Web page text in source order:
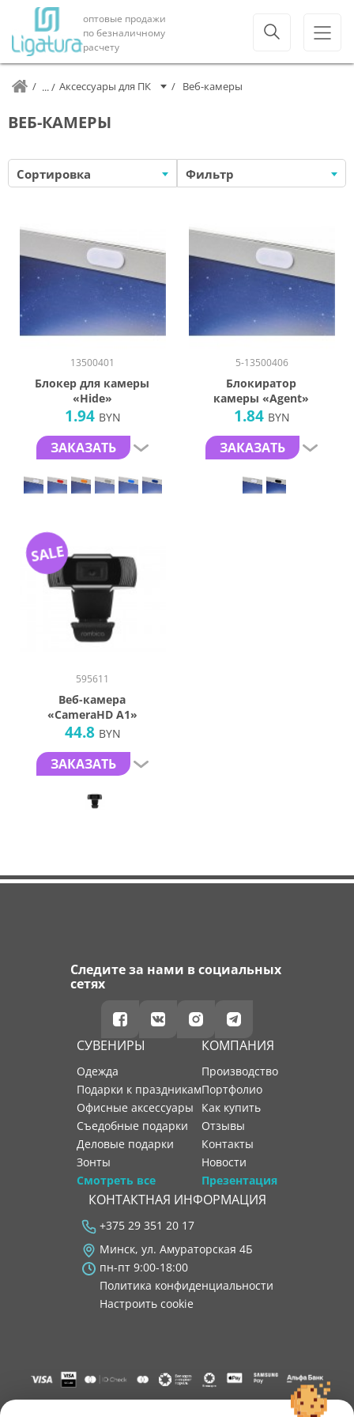
оптовые продажи
по безналичному
расчету
Аксессуары для ПК Веб-камеры
ВЕБ-КАМЕРЫ
Сортировка Фильтр
13500401
Блокер для камеры
«Hide»
1.94 BYN
ЗАКАЗАТЬ
5-13500406
Блокиратор
камеры «Agent»
1.84 BYN
ЗАКАЗАТЬ
595611
Веб-камера
«CameraHD A1»
44.8 BYN
ЗАКАЗАТЬ
SALE
Следите за нами в социальных
сетях
СУВЕНИРЫ
Одежда
Подарки к праздникам
Офисные аксессуары
Съедобные подарки
Деловые подарки
Зонты
Смотреть все
КОМПАНИЯ
производство
портфолио
как купить
отзывы
контакты
новости
Презентация
КОНТАКТНАЯ ИНФОРМАЦИЯ
+375 29 351 20 17
Минск, ул. Амураторская 4Б
пн-пт 9:00-18:00
Политика конфиденциальности
Настроить cookie
"ООО "Лигатура", УНП 193602931, Республика Беларусь, 220004,